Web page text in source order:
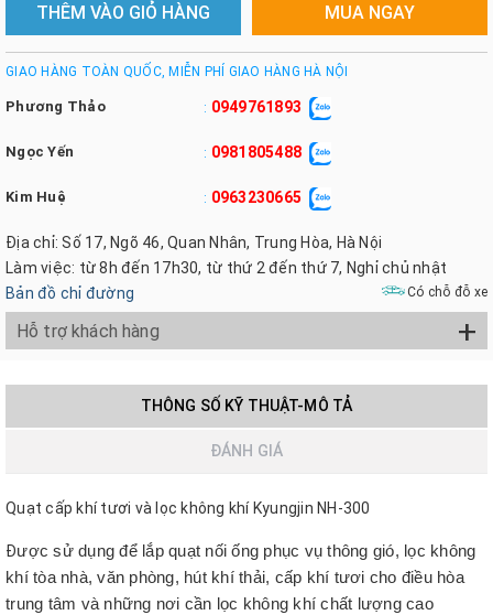
THÊM VÀO GIỎ HÀNG MUA NGAY
GIAO HÀNG TOÀN QUỐC, MIỄN PHÍ GIAO HÀNG HÀ NỘI
Phương Thảo : 0949761893
Ngọc Yến : 0981805488
Kim Huệ : 0963230665
Địa chỉ: Số 17, Ngõ 46, Quan Nhân, Trung Hòa, Hà Nội
Làm việc: từ 8h đến 17h30, từ thứ 2 đến thứ 7, Nghỉ chủ nhật
Bản đồ chỉ đường
Có chỗ đỗ xe
Hỗ trợ khách hàng +
THÔNG SỐ KỸ THUẬT-MÔ TẢ
ĐÁNH GIÁ
Quạt cấp khí tươi và lọc không khí Kyungjin NH-300
Được sử dụng để lắp quạt nối ống phục vụ thông gió, lọc không
khí tòa nhà, văn phòng, hút khí thải, cấp khí tươi cho điều hòa
trung tâm và những nơi cần lọc không khí chất lượng cao